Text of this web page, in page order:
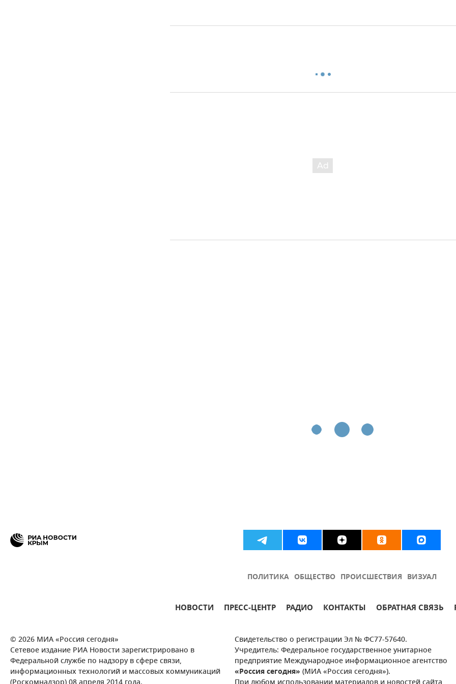
ПОЛИТИКА ОБЩЕСТВО ПРОИСШЕСТВИЯ ВИЗУАЛ
НОВОСТИ ПРЕСС-ЦЕНТР РАДИО КОНТАКТЫ ОБРАТНАЯ СВЯЗЬ
© 2026 МИА «Россия сегодня»
Сетевое издание РИА Новости зарегистрировано в
Федеральной службе по надзору в сфере связи,
информационных технологий и массовых коммуникаций
Свидетельство о регистрации Эл № ФС77-57640.
Учредитель: Федеральное государственное унитарное
предприятие Международное информационное агентство
«Россия сегодня» (МИА «Россия сегодня»).